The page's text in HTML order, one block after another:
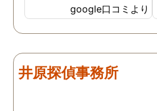
色々不安や心配な事の共有
をしてくれました。探偵の
方に依頼となると丸投げで
が、二人三脚で協力しあい
ながら、進めて行った感じ
google口コミより
井原探偵事務所